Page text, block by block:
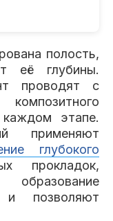
полость,
её глубины.
проводят с
композитного
этапе.
применяют
глубокого
прокладок,
и позволяют